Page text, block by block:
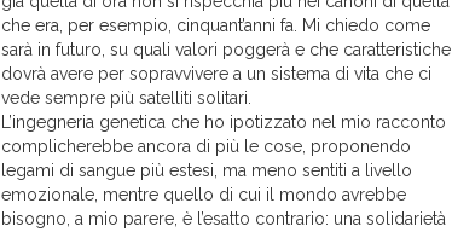
che era, per esempio, cinquant’anni fa. Mi chiedo come
sarà in futuro, su quali valori poggerà e che caratteristiche
dovrà avere per sopravvivere a un sistema di vita che ci
vede sempre più satelliti solitari.
L’ingegneria genetica che ho ipotizzato nel mio racconto
complicherebbe ancora di più le cose, proponendo
legami di sangue più estesi, ma meno sentiti a livello
emozionale, mentre quello di cui il mondo avrebbe
bisogno, a mio parere, è l’esatto contrario: una solidarietà